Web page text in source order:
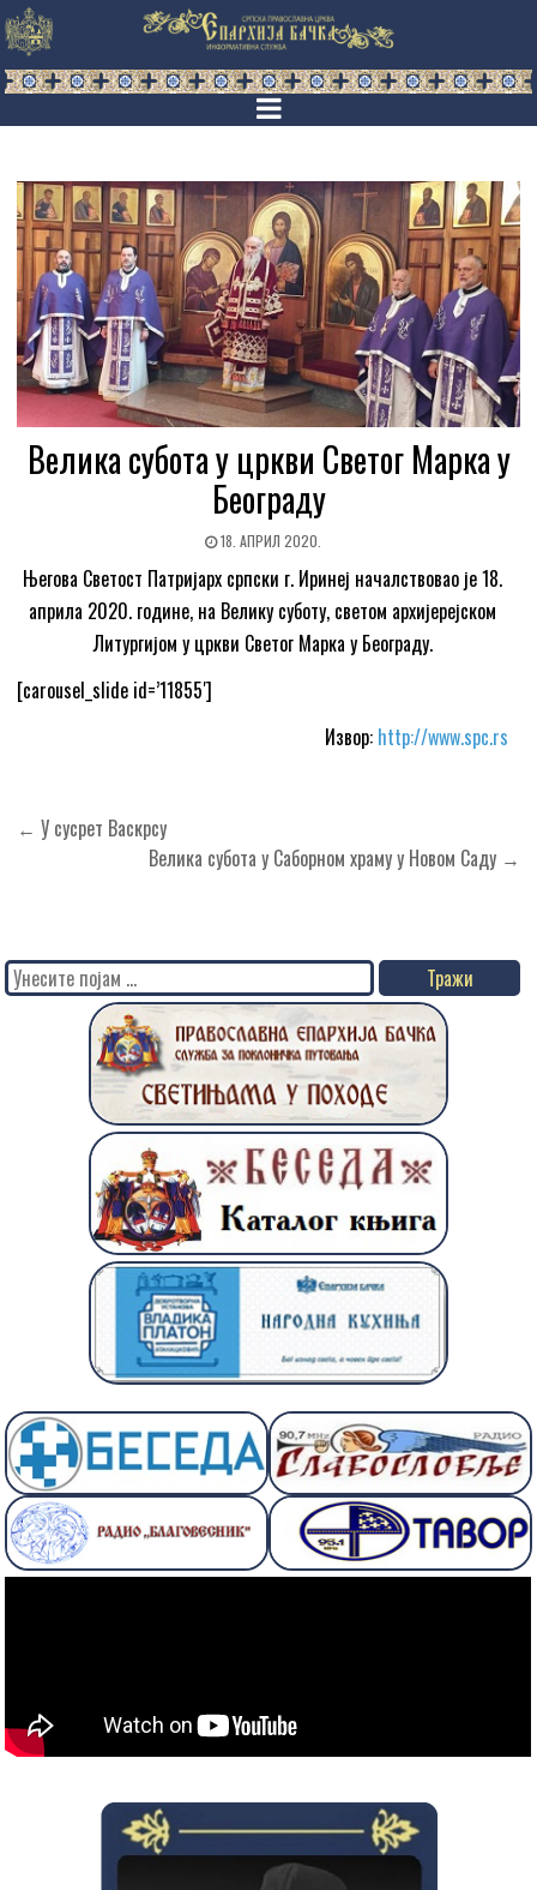
Велика субота у цркви Светог Марка у
Београду
18. АПРИЛ 2020.
Његова Светост Патријарх српски г. Иринеј началствовао је 18.
априла 2020. године, на Велику суботу, светом архијерејском
Литургијом у цркви Светог Марка у Београду.
[carousel_slide id=’11855′]
Извор: http://www.spc.rs
Кретање
← У сусрет Васкрсу
Велика субота у Саборном храму у Новом Саду →
Search
for: